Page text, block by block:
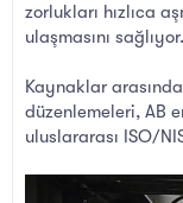
zorlukları hızlıca
ulaşmasını sağlıyor.
Kaynaklar
düzenlemeleri, AB
uluslararası ISO/